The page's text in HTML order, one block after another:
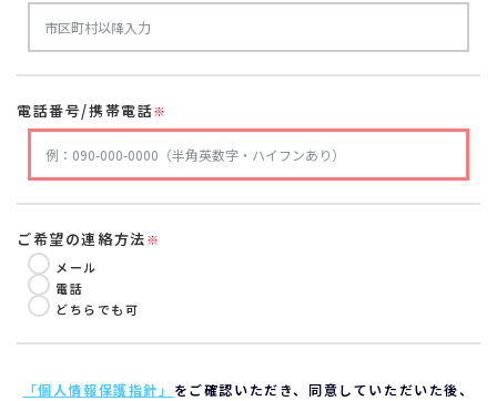
電話番号/携帯電話※
ご希望の連絡方法※
メール
電話
どちらでも可
「個人情報保護指針」 をご確認いただき、同意していただいた後、